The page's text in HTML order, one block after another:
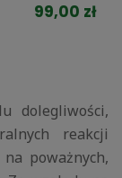
99,00 zł
dolegliwości,
reakcji
poważnych,